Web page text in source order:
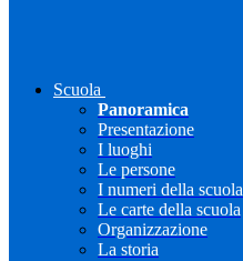
Scuola
Panoramica
Presentazione
I luoghi
Le persone
I numeri della scuola
Le carte della scuola
Organizzazione
La storia